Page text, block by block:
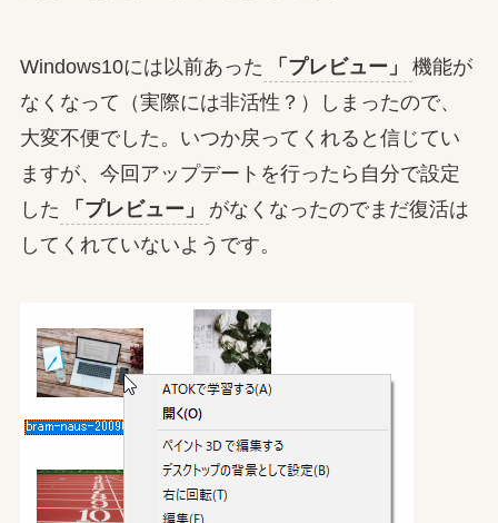
Windows10には以前あった 「プレビュー」
機能が
なくなって（実際には非活性？）しまったので、
大変不便でした。いつか戻ってくれると信じてい
ますが、今回アップデートを行ったら自分で設定
した
「プレビュー」
がなくなったのでまだ復活は
してくれていないようです。